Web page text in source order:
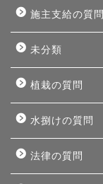
施主支給の質問
未分類
植栽の質問
水捌けの質問
法律の質問